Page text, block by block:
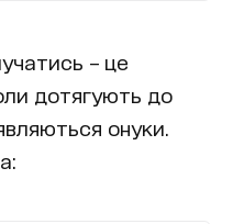
– це
дотягують до
онуки.